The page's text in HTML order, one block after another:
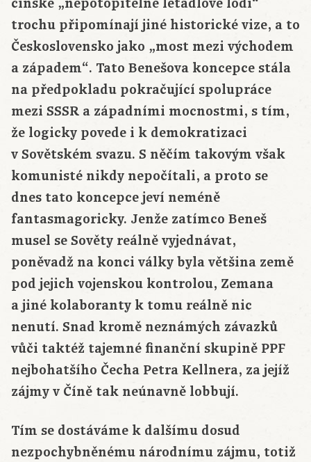
trochu připomínají jiné historické vize, a to
Československo jako „most mezi východem
a západem“. Tato Benešova koncepce stála
na předpokladu pokračující spolupráce
mezi SSSR a západními mocnostmi, s tím,
že logicky povede i k demokratizaci
v Sovětském svazu. S něčím takovým však
komunisté nikdy nepočítali, a proto se
dnes tato koncepce jeví neméně
fantasmagoricky. Jenže zatímco Beneš
musel se Sověty reálně vyjednávat,
poněvadž na konci války byla většina země
pod jejich vojenskou kontrolou, Zemana
a jiné kolaboranty k tomu reálně nic
nenutí. Snad kromě neznámých závazků
vůči taktéž tajemné finanční skupině PPF
nejbohatšího Čecha Petra Kellnera, za jejíž
zájmy v Číně tak neúnavně lobbují.
Tím se dostáváme k dalšímu dosud
nezpochybněnému národnímu zájmu, totiž